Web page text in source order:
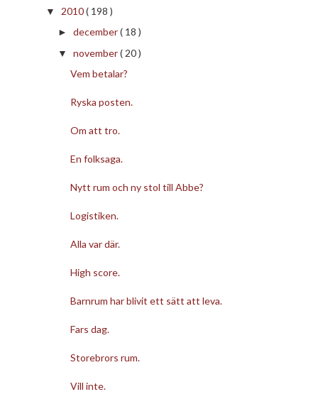
▼ 2010( 198 )
► december( 18 )
▼ november( 20 )
Vem betalar?
Ryska posten.
Om att tro.
En folksaga.
Nytt rum och ny stol till Abbe?
Logistiken.
Alla var där.
High score.
Barnrum har blivit ett sätt att leva.
Fars dag.
Storebrors rum.
Vill inte.